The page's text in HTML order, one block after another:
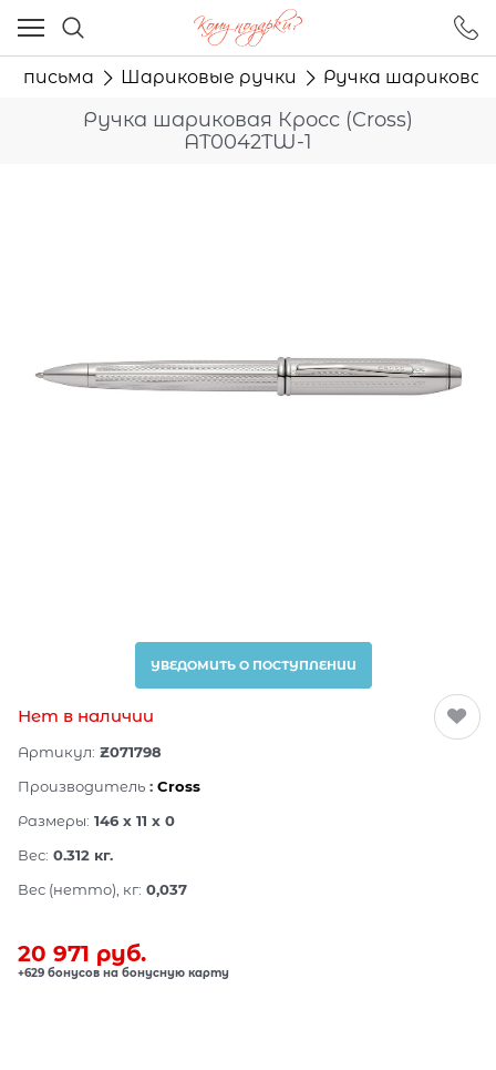
письма Шариковые ручки Ручка шариковая
Ручка шариковая Кросс (Cross)
AT0042TW-1
УВЕДОМИТЬ О ПОСТУПЛЕНИИ
Нет в наличии
Артикул: Z071798
Производитель : Cross
Размеры: 146 x 11 x 0
Вес: 0.312 кг.
Вес (нетто), кг: 0,037
20 971 руб.
+629 бонусов на бонусную карту
Ваш город - Москва,
угадали?
ДА НЕТ